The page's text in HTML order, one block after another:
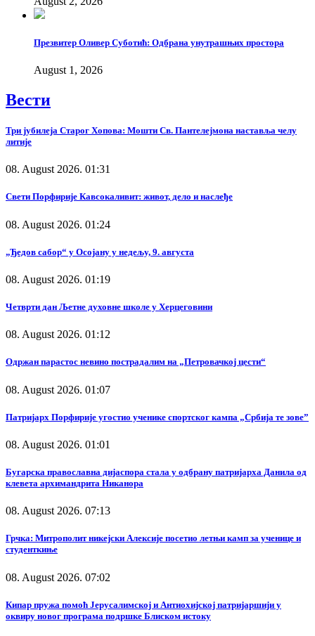
Презвитер Оливер Суботић: Одбрана унутрашњих простора
August 1, 2026
Вести
Три јубилеја Старог Хопова: Мошти Св. Пантелејмона наставља челу
литије
08. August 2026. 01:31
Свети Порфирије Кавсокаливит: живот, дело и наслеђе
08. August 2026. 01:24
„Ђедов сабор“ у Осојану у недељу, 9. августа
08. August 2026. 01:19
Четврти дан Љетне духовне школе у Херцеговини
08. August 2026. 01:12
Одржан парастос невино пострадалим на „Петровачкој цести“
08. August 2026. 01:07
Патријарх Порфирије угостио ученике спортског кампа „Србија те зове”
08. August 2026. 01:01
Бугарска православна дијаспора стала у одбрану патријарха Данила од
клевета архимандрита Никанора
08. August 2026. 07:13
Грчка: Митрополит никејски Алексије посетио летњи камп за ученице и
студенткиње
08. August 2026. 07:02
Кипар пружа помоћ Јерусалимској и Антиохијској патријаршији у
оквиру новог програма подршке Блиском истоку